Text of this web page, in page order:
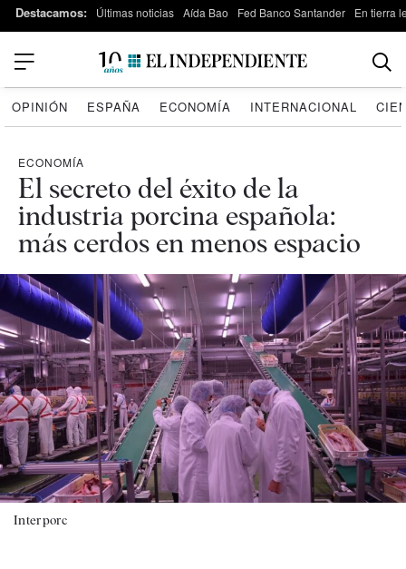
Destacamos: Últimas noticias Aída Bao Fed Banco Santander En tierra
OPINIÓN ESPAÑA ECONOMÍA INTERNACIONAL
ECONOMÍA
El secreto del éxito de la
industria porcina española:
más cerdos en menos espacio
Interporc